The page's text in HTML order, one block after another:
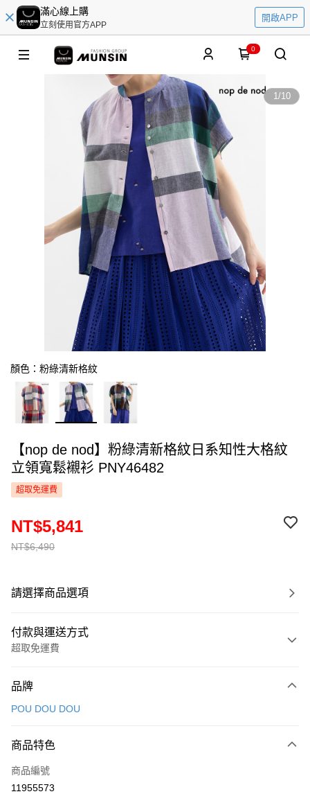
滿心線上購
立刻使用官方APP
開啟APP
0
1/10
顏色：粉綠清新格紋
【nop de nod】粉綠清新格紋日系知性大格紋
立領寬鬆襯衫 PNY46482
超取免運費
NT$6,490
NT$5,841
請選擇商品選項
付款與運送方式
超取免運費
信用卡一次付款
LINE Pay
Apple Pay
品牌
POU DOU DOU
商品特色
商品編號
11955573